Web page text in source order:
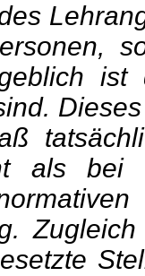
als bei